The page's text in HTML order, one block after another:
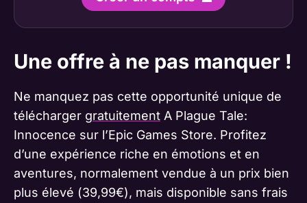
Une offre à ne pas manquer !
Ne manquez pas cette opportunité unique de
télécharger gratuitement A Plague Tale:
Innocence sur l’Epic Games Store. Profitez
d’une expérience riche en émotions et en
aventures, normalement vendue à un prix bien
plus élevé (39,99€), mais disponible sans frais